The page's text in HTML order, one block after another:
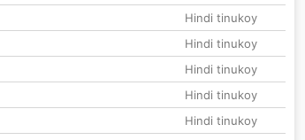
Hindi tinukoy
Hindi tinukoy
Hindi tinukoy
Hindi tinukoy
Hindi tinukoy